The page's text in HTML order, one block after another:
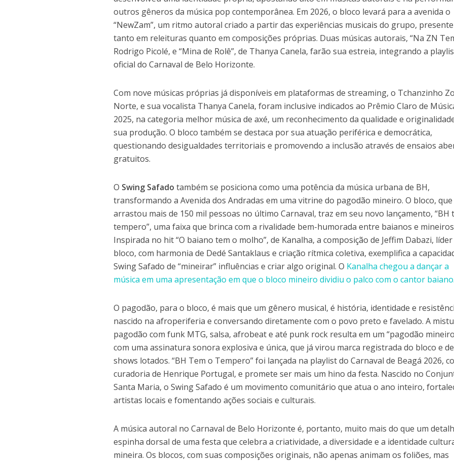
outros gêneros da música pop contemporânea. Em 2026, o bloco levará para a avenida o
“NewZam”, um ritmo autoral criado a partir das experiências musicais do grupo, presente
tanto em releituras quanto em composições próprias. Duas músicas autorais, “Na ZN
Rodrigo Picolé, e “Mina de Rolê”, de Thanya Canela, farão sua estreia, integrando a
oficial do Carnaval de Belo Horizonte.
Com nove músicas próprias já disponíveis em plataformas de streaming, o Tchanzinho
Norte, e sua vocalista Thanya Canela, foram inclusive indicados ao Prêmio Claro de
2025, na categoria melhor música de axé, um reconhecimento da qualidade e
sua produção. O bloco também se destaca por sua atuação periférica e democrática,
questionando desigualdades territoriais e promovendo a inclusão através de ensaios
gratuitos.
O Swing Safado também se posiciona como uma potência da música urbana de BH,
transformando a Avenida dos Andradas em uma vitrine do pagodão mineiro. O bloco, que
arrastou mais de 150 mil pessoas no último Carnaval, traz em seu novo lançamento, “BH
tempero”, uma faixa que brinca com a rivalidade bem-humorada entre baianos e
Inspirada no hit “O baiano tem o molho”, de Kanalha, a composição de Jeffim Dabazi,
bloco, com harmonia de Dedé Santaklaus e criação rítmica coletiva, exemplifica a
Swing Safado de “mineirar” influências e criar algo original. O Kanalha chegou a dançar a
música em uma apresentação em que o bloco mineiro dividiu o palco com o cantor baiano.
O pagodão, para o bloco, é mais que um gênero musical, é história, identidade e
nascido na afroperiferia e conversando diretamente com o povo preto e favelado. A
pagodão com funk MTG, salsa, afrobeat e até punk rock resulta em um “pagodão
com uma assinatura sonora explosiva e única, que já virou marca registrada do bloco e
shows lotados. “BH Tem o Tempero” foi lançada na playlist do Carnaval de Beagá 2026,
curadoria de Henrique Portugal, e promete ser mais um hino da festa. Nascido no
Santa Maria, o Swing Safado é um movimento comunitário que atua o ano inteiro,
artistas locais e fomentando ações sociais e culturais.
A música autoral no Carnaval de Belo Horizonte é, portanto, muito mais do que um
espinha dorsal de uma festa que celebra a criatividade, a diversidade e a identidade
mineira. Os blocos, com suas composições originais, não apenas animam os foliões, mas